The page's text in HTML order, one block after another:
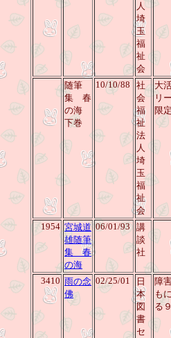
人
埼
玉
福
祉
会
随筆
集 春
の海
下巻
10/10/88
社
会
福
祉
法
人
埼
玉
福
祉
会
大
リ
限
1954 宮城道
雄随筆
集 春
の海
06/01/93
講
談
社
3410 雨の念
佛
02/25/01
日
本
図
書
セ
障
も
る９